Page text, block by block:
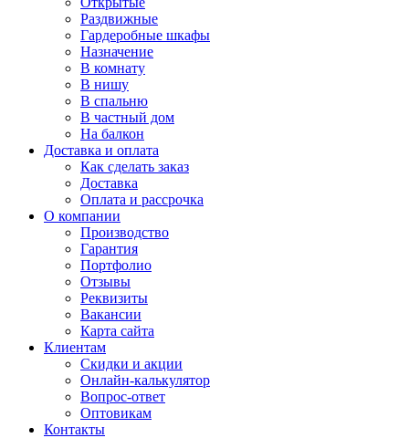
Раздвижные
Гардеробные шкафы
Назначение
В комнату
В нишу
В спальню
В частный дом
На балкон
Доставка и оплата
Как сделать заказ
Доставка
Оплата и рассрочка
О компании
Производство
Гарантия
Портфолио
Отзывы
Реквизиты
Вакансии
Карта сайта
Клиентам
Скидки и акции
Онлайн-калькулятор
Вопрос-ответ
Оптовикам
Контакты